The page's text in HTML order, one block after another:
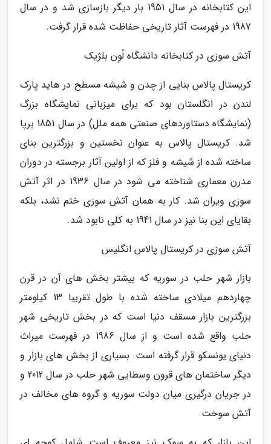
این کتابخانه در سال 1951 بار دیگر بازسازی شد و در سال
1987 در فهرست آثار تاریخی حفاظت شده قرار گرفت.
آتش سوزی در کتابخانه دانشگاه لُوِن بلژیک
کریستال پالاس بنایی از چدن و شیشه مسطح در هاید پارک
لندن در انگلستان بود که برای میزبانی نمایشگاه بزرگ
(نمایشگاه دستاوردهای صنعتی همه ملل) در سال 1851 برپا
شد. کریستال پالاس به عنوان نخستین و بزرگترین بنای
ساخته شده از شیشه و فلز که از اولین آثار برجسته در دوران
مدرن معماری شناخته می شود در سال 1936 در اثر آتش
سوزی ویران شد. کار به همان آتش سوزی ختم نشد، بلکه
بقایای این بنا نیز در سال 1941 به کلی نابود شد.
آتش سوزی در کریستال پالاس انگلیس
بازار شهر حلب در سوریه که بیشتر بخش های آن در قرن
چهاردهم میلادی ساخته شده با طول تقریبا 13 کیلومتر
بزرگترین بازار مسقف دنیا است که در بخش تاریخی شهر
حلب واقع شده است و از سال 1986 در فهرست میراث
دنیای یونسکو قرار گرفته است. بسیاری از بخش های بازار و
دیگر ساختمان های قرون وسطایی شهر حلب در سال 2012 و
در جریان درگیری میان دولت سوریه و گروه های مخالف در
آتش سوخت.